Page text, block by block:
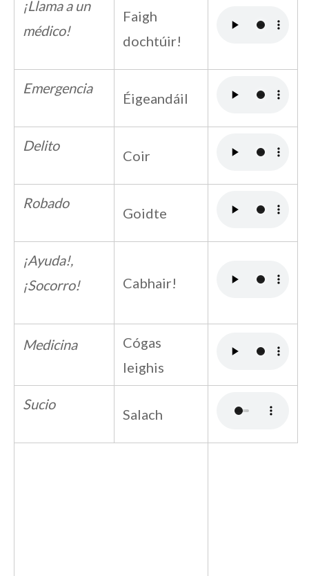
¡Llama a un
médico!
Faigh
dochtúir!
Emergencia
Éigeandáil
Delito
Coir
Robado
Goidte
¡Ayuda!,
¡Socorro!
Cabhair!
Medicina
Cógas
leighis
Sucio
Salach